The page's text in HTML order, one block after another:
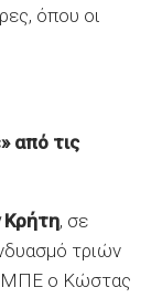
όπου οι
από τις
Κρήτη, σε
τριών
ΜΠΕ ο Κώστας